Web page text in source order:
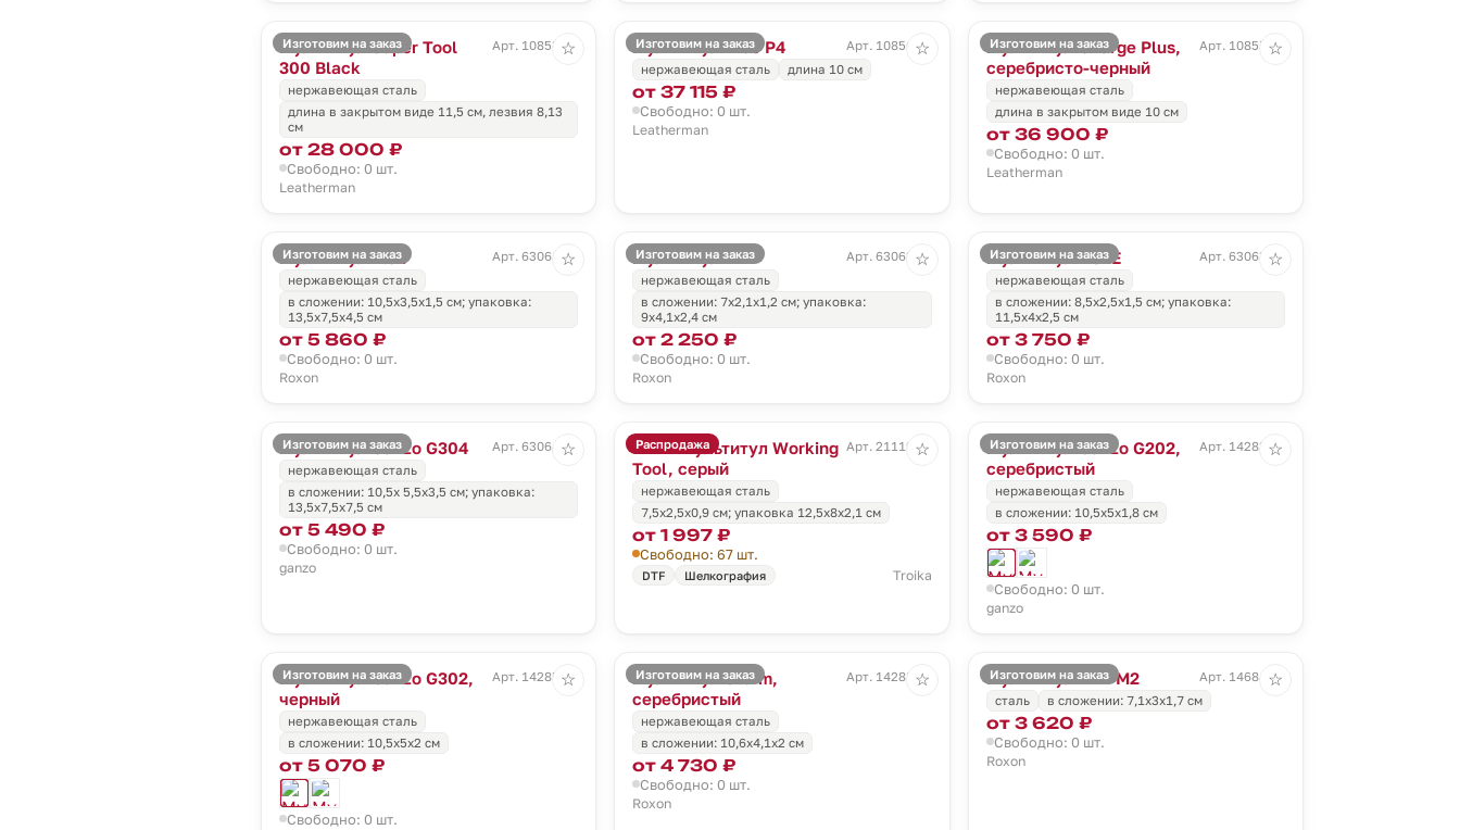
Изготовим на заказ
Мультитул Super Tool
300 Black
Арт. 10853.30
нержавеющая сталь
длина в закрытом виде 11,5 см, лезвия 8,13
см
от 28 000 ₽
Свободно: 0 шт.
Leatherman
☆ Изготовим на заказ
Мультитул Free P4
Арт. 10856.10
нержавеющая сталь
длина 10 см
от 37 115 ₽
Свободно: 0 шт.
Leatherman
☆ Изготовим на заказ
Мультитул Charge Plus,
серебристо-черный
Арт. 10857.13
нержавеющая сталь
длина в закрытом виде 10 см
от 36 900 ₽
Свободно: 0 шт.
Leatherman
☆
Изготовим на заказ
Мультитул Flex
Арт. 63061.10
нержавеющая сталь
в сложении: 10,5х3,5х1,5 см; упаковка:
13,5х7,5х4,5 см
от 5 860 ₽
Свободно: 0 шт.
Roxon
☆ Изготовим на заказ
Мультитул M4
Арт. 63062.59
нержавеющая сталь
в сложении: 7х2,1х1,2 см; упаковка:
9х4,1х2,4 см
от 2 250 ₽
Свободно: 0 шт.
Roxon
☆ Изготовим на заказ
Мультитул KS2E
Арт. 63063.30
нержавеющая сталь
в сложении: 8,5х2,5х1,5 см; упаковка:
11,5х4х2,5 см
от 3 750 ₽
Свободно: 0 шт.
Roxon
☆
Изготовим на заказ
Мультитул Ganzo G304
Арт. 63064.31
нержавеющая сталь
в сложении: 10,5х 5,5х3,5 см; упаковка:
13,5х7,5х7,5 см
от 5 490 ₽
Свободно: 0 шт.
ganzo
☆ Распродажа
Мини-мультитул Working
Tool, серый
Арт. 21119.10
нержавеющая сталь
7,5х2,5х0,9 см; упаковка 12,5х8х2,1 см
от 1 997 ₽
Свободно: 67 шт.
DTF Шелкография Troika
☆ Изготовим на заказ
Мультитул Ganzo G202,
серебристый
Арт. 14283.10
нержавеющая сталь
в сложении: 10,5х5х1,8 см
от 3 590 ₽
Свободно: 0 шт.
ganzo
☆
Изготовим на заказ
Мультитул Ganzo G302,
черный
Арт. 14285.30
нержавеющая сталь
в сложении: 10,5х5х2 см
от 5 070 ₽
Свободно: 0 шт.
☆ Изготовим на заказ
Мультитул Storm,
серебристый
Арт. 14288.10
нержавеющая сталь
в сложении: 10,6х4,1х2 см
от 4 730 ₽
Свободно: 0 шт.
Roxon
☆ Изготовим на заказ
Мультитул Mini M2
Арт. 14684.10
сталь
в сложении: 7,1х3х1,7 см
от 3 620 ₽
Свободно: 0 шт.
Roxon
☆